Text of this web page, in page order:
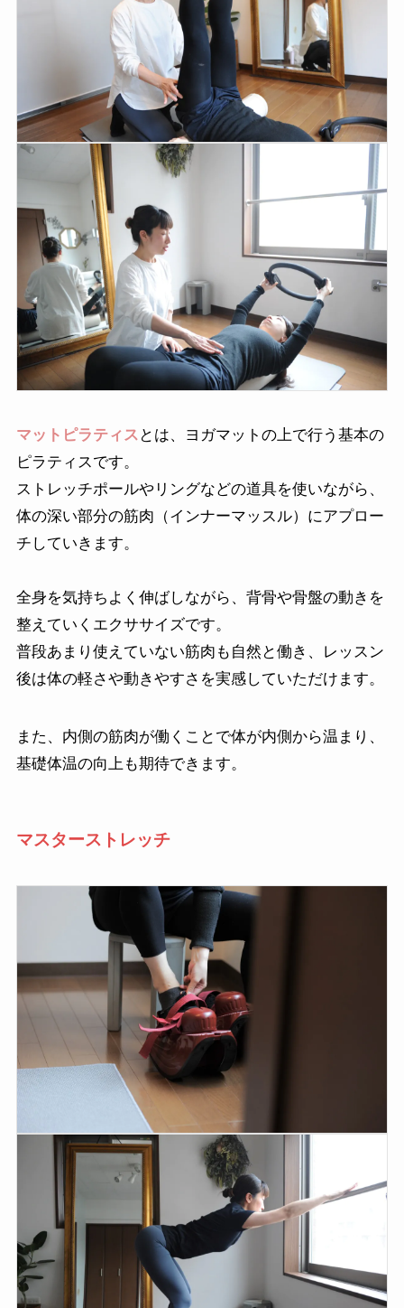
マットピラティス とは、ヨガマットの上で行う基本の
ピラティスです。
ストレッチポールやリングなどの道具を使いながら、
体の深い部分の筋肉（インナーマッスル）にアプロー
チしていきます。
全身を気持ちよく伸ばしながら、背骨や骨盤の動きを
整えていくエクササイズです。
普段あまり使えていない筋肉も自然と働き、レッスン
後は体の軽さや動きやすさを実感していただけます。
また、内側の筋肉が働くことで体が内側から温まり、
基礎体温の向上も期待できます。
マスターストレッチ